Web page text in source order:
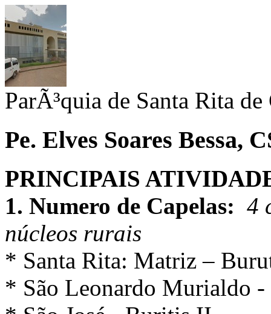
ParÃ³quia de Santa Rita de
Pe. Elves Soares Bessa,
PRINCIPAIS
1. Numero de Capelas: 4
núcleos rurais
* Santa Rita: Matriz –
* São Leonardo Murialdo